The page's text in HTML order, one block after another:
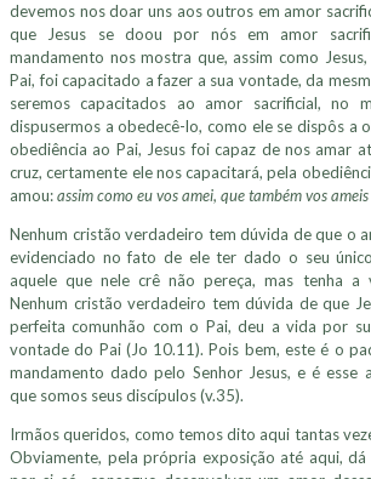
devemos nos doar uns aos outros em amor
que Jesus se doou por nós em amor
mandamento nos mostra que, assim como
Pai, foi capacitado a fazer a sua vontade, da
seremos capacitados ao amor sacrificial, no
dispusermos a obedecê-lo, como ele se dispôs a
obediência ao Pai, Jesus foi capaz de nos amar
cruz, certamente ele nos capacitará, pela
amou:assim como eu vos amei, que também vos
Nenhum cristão verdadeiro tem dúvida de que o
evidenciado no fato de ele ter dado o seu
aquele que nele crê não pereça, mas tenha a
Nenhum cristão verdadeiro tem dúvida de que
perfeita comunhão com o Pai, deu a vida por
vontade do Pai (Jo 10.11). Pois bem, este é o
mandamento dado pelo Senhor Jesus, e é esse
que somos seus discípulos (v.35).
Irmãos queridos, como temos dito aqui tantas
Obviamente, pela própria exposição até aqui, dá